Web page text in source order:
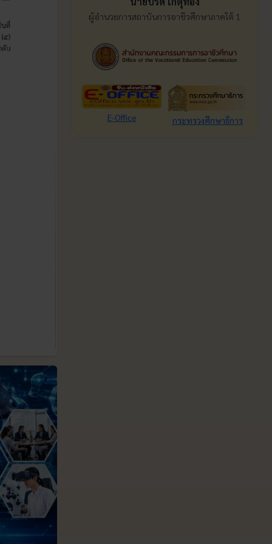
ผู้อำนวยการสถาบันการอาชีวศึกษาภาคใต้ 1
E-Office กระทรวงศึกษาธิการ